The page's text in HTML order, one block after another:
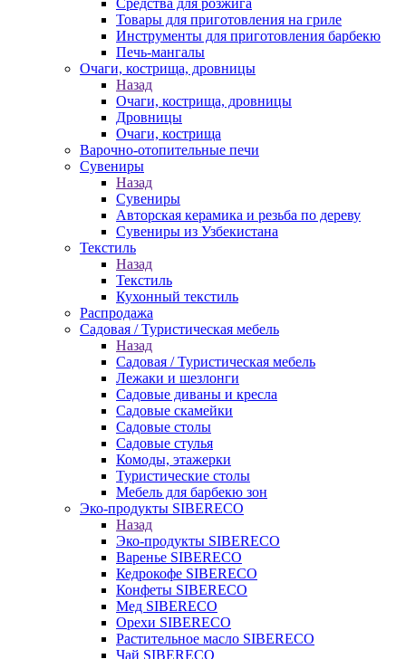
Средства для розжига
Товары для приготовления на гриле
Инструменты для приготовления барбекю
Печь-мангалы
Очаги, кострища, дровницы
Назад
Очаги, кострища, дровницы
Дровницы
Очаги, кострища
Варочно-отопительные печи
Сувениры
Назад
Сувениры
Авторская керамика и резьба по дереву
Сувениры из Узбекистана
Текстиль
Назад
Текстиль
Кухонный текстиль
Распродажа
Садовая / Туристическая мебель
Назад
Садовая / Туристическая мебель
Лежаки и шезлонги
Садовые диваны и кресла
Садовые скамейки
Садовые столы
Садовые стулья
Комоды, этажерки
Туристические столы
Мебель для барбекю зон
Эко-продукты SIBERECO
Назад
Эко-продукты SIBERECO
Варенье SIBERECO
Кедрокофе SIBERECO
Конфеты SIBERECO
Мед SIBERECO
Орехи SIBERECO
Растительное масло SIBERECO
Чай SIBERECO